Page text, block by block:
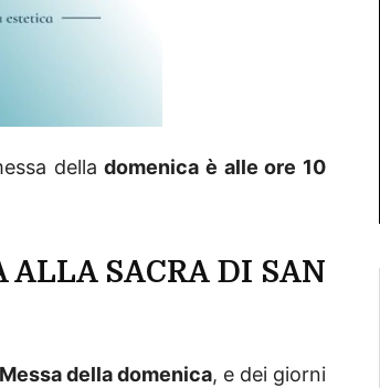
delladomenica è alle ore 10
ALLA SACRA DI SAN
della domenica, e dei giorni